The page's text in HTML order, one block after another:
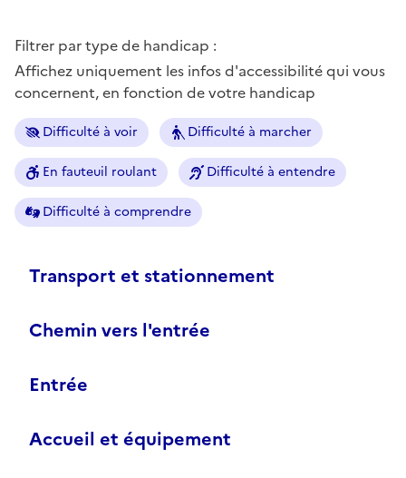
Filtrer par type de handicap :
Affichez uniquement les infos d'accessibilité qui vous
concernent, en fonction de votre handicap
Difficulté à voir Difficulté à marcher
En fauteuil roulant Difficulté à entendre
Difficulté à comprendre
Transport et stationnement
Chemin vers l'entrée
Entrée
Accueil et équipement